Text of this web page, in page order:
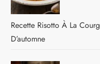
Recette Risotto À La
D’automne